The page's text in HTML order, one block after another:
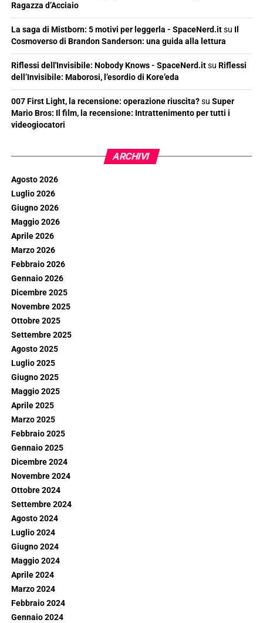
Ragazza d’Acciaio
La saga di Mistborn: 5 motivi per leggerla - SpaceNerd.itsu Il
Cosmoverso di Brandon Sanderson: una guida alla lettura
Riflessi dell'Invisibile: Nobody Knows - SpaceNerd.itsu Riflessi
dell’Invisibile: Maborosi, l’esordio di Kore’eda
007 First Light, la recensione: operazione riuscita?su Super
Mario Bros: Il film, la recensione: Intrattenimento per tutti i
videogiocatori
ARCHIVI
Agosto 2026
Luglio 2026
Giugno 2026
Maggio 2026
Aprile 2026
Marzo 2026
Febbraio 2026
Gennaio 2026
Dicembre 2025
Novembre 2025
Ottobre 2025
Settembre 2025
Agosto 2025
Luglio 2025
Giugno 2025
Maggio 2025
Aprile 2025
Marzo 2025
Febbraio 2025
Gennaio 2025
Dicembre 2024
Novembre 2024
Ottobre 2024
Settembre 2024
Agosto 2024
Luglio 2024
Giugno 2024
Maggio 2024
Aprile 2024
Marzo 2024
Febbraio 2024
Gennaio 2024